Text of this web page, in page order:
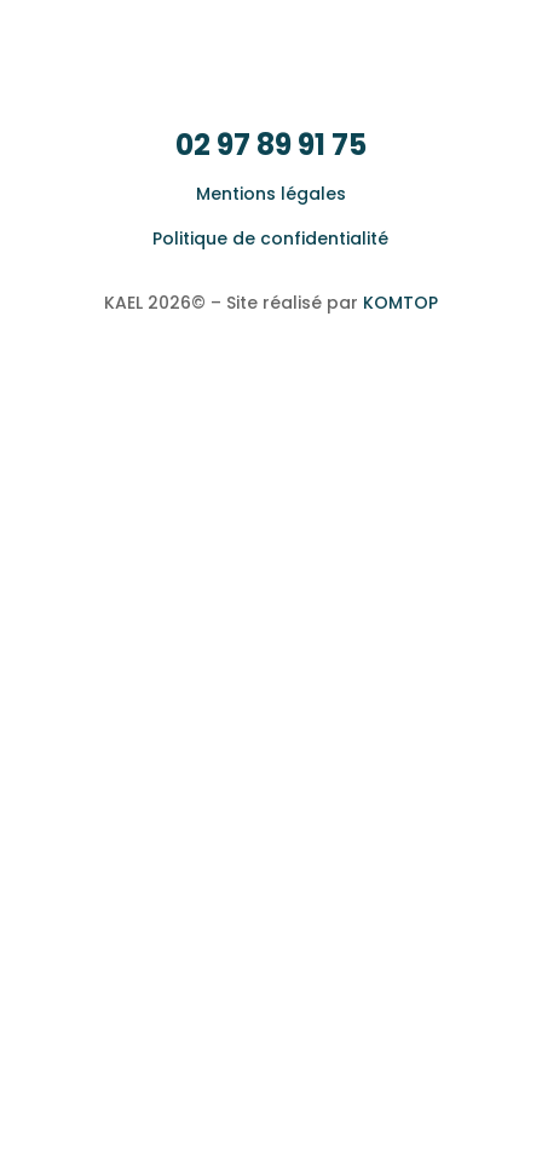
02 97 89 91 75
Mentions légales
Politique de confidentialité
KAEL 2026© – Site réalisé par KOMTOP